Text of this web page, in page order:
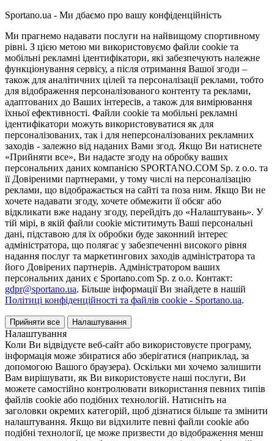
Sportano.ua - Ми дбаємо про вашу конфіденційність
Ми прагнемо надавати послуги на найвищому спортивному
рівні. З цією метою ми використовуємо файли cookie та
мобільні рекламні ідентифікатори, які забезпечують належне
функціонування сервісу, а після отримання Вашої згоди –
також для аналітичних цілей та персоналізації реклами, тобто
для відображення персоналізованого контенту та реклами,
адаптованих до Ваших інтересів, а також для вимірювання
їхньої ефективності. Файли cookie та мобільні рекламні
ідентифікатори можуть використовуватися як для
персоналізованих, так і для неперсоналізованих рекламних
заходів - залежно від наданих Вами згод. Якщо Ви натиснете
«Прийняти все», Ви надасте згоду на обробку ваших
персональних даних компанією SPORTANO.COM Sp. z o.o. та
її Довіреними партнерами, у тому числі на персоналізацію
реклами, що відображається на сайті та поза ним. Якщо Ви не
хочете надавати згоду, хочете обмежити її обсяг або
відкликати вже надану згоду, перейдіть до «Налаштувань». У
тій мірі, в якій файли cookie міститимуть Ваші персональні
дані, підставою для їх обробки буде законний інтерес
адміністратора, що полягає у забезпеченні високого рівня
надання послуг та маркетингових заходів адміністратора та
його Довірених партнерів. Адміністратором ваших
персональних даних є Sportano.com Sp. z o.o. Контакт:
gdpr@sportano.ua. Більше інформації Ви знайдете в нашій
Політиці конфіденційності та файлів cookie - Sportano.ua.
Прийняти все Налаштування
Налаштування
Коли Ви відвідуєте веб-сайт або використовуєте програму,
інформація може збиратися або зберігатися (наприклад, за
допомогою Вашого браузера). Оскільки ми хочемо залишити
Вам вирішувати, як Ви використовуєте наші послуги, Ви
можете самостійно контролювати використання певних типів
файлів cookie або подібних технологій. Натисніть на
заголовки окремих категорій, щоб дізнатися більше та змінити
налаштування. Якщо ви відхилите певні файли cookie або
подібні технології, це може призвести до відображення менш